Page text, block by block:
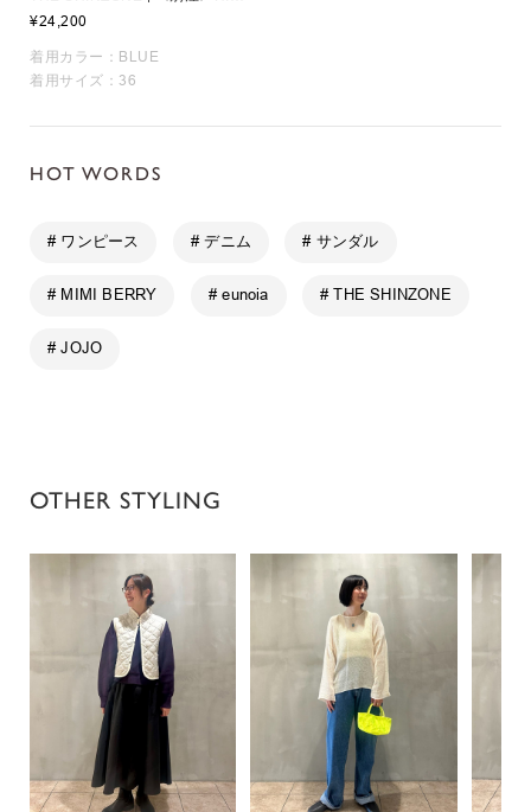
¥24,200
着用カラー：BLUE
着用サイズ：36
HOT WORDS
# ワンピース # デニム # サンダル
# MIMI BERRY # eunoia # THE SHINZONE
# JOJO
OTHER STYLING